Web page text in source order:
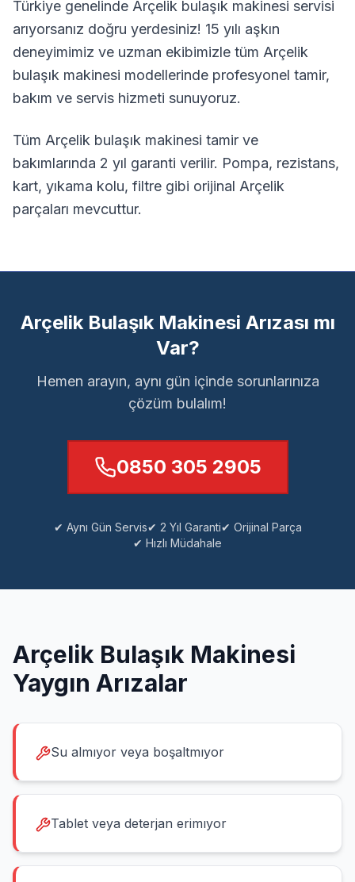
Türkiye genelinde Arçelik bulaşık makinesi servisi
arıyorsanız doğru yerdesiniz! 15 yılı aşkın
deneyimimiz ve uzman ekibimizle tüm Arçelik
bulaşık makinesi modellerinde profesyonel tamir,
bakım ve servis hizmeti sunuyoruz.
Tüm Arçelik bulaşık makinesi tamir ve
bakımlarında 2 yıl garanti verilir. Pompa, rezistans,
kart, yıkama kolu, filtre gibi orijinal Arçelik
parçaları mevcuttur.
Arçelik Bulaşık Makinesi Arızası mı
Var?
Hemen arayın, aynı gün içinde sorunlarınıza
çözüm bulalım!
0850 305 2905
✔ Aynı Gün Servis✔ 2 Yıl Garanti✔ Orijinal Parça
✔ Hızlı Müdahale
Arçelik Bulaşık Makinesi
Yaygın Arızalar
Su almıyor veya boşaltmıyor
Tablet veya deterjan erimıyor